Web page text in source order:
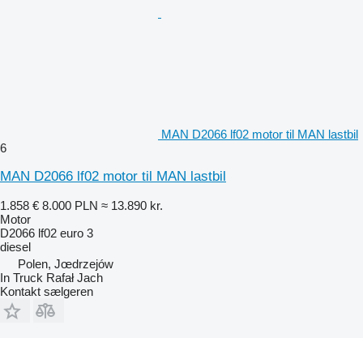
MAN D2066 lf02 motor til MAN lastbil
6
MAN D2066 lf02 motor til MAN lastbil
1.858 € 8.000 PLN ≈ 13.890 kr.
Motor
D2066 lf02 euro 3
diesel
Polen, Jœdrzejów
In Truck Rafał Jach
Kontakt sælgeren